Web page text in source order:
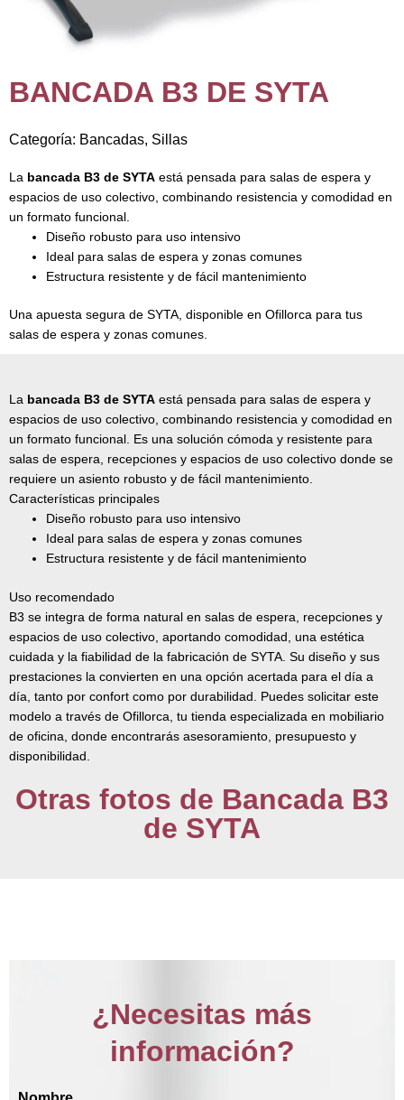
BANCADA B3 DE SYTA
Categoría: Bancadas, Sillas
La bancada B3 de SYTA está pensada para salas de espera y
espacios de uso colectivo, combinando resistencia y comodidad en
un formato funcional.
Diseño robusto para uso intensivo
Ideal para salas de espera y zonas comunes
Estructura resistente y de fácil mantenimiento
Una apuesta segura de SYTA, disponible en Ofillorca para tus
salas de espera y zonas comunes.
La bancada B3 de SYTA está pensada para salas de espera y
espacios de uso colectivo, combinando resistencia y comodidad en
un formato funcional. Es una solución cómoda y resistente para
salas de espera, recepciones y espacios de uso colectivo donde se
requiere un asiento robusto y de fácil mantenimiento.
Características principales
Diseño robusto para uso intensivo
Ideal para salas de espera y zonas comunes
Estructura resistente y de fácil mantenimiento
Uso recomendado
B3 se integra de forma natural en salas de espera, recepciones y
espacios de uso colectivo, aportando comodidad, una estética
cuidada y la fiabilidad de la fabricación de SYTA. Su diseño y sus
prestaciones la convierten en una opción acertada para el día a
día, tanto por confort como por durabilidad. Puedes solicitar este
modelo a través de Ofillorca, tu tienda especializada en mobiliario
de oficina, donde encontrarás asesoramiento, presupuesto y
disponibilidad.
Otras fotos de Bancada B3
de SYTA
¿Necesitas más
información?